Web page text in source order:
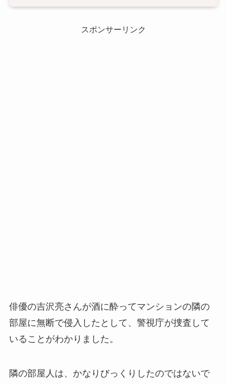
スポンサーリンク
俳優の吉沢亮さんが酒に酔ってマンションの隣の
部屋に無断で侵入したとして、警視庁が捜査して
いることがわかりました。
隣の部屋人は、かなりびっくりしたのではないで